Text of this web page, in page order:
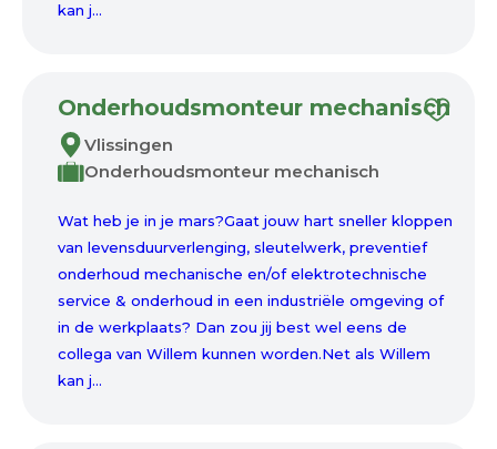
kan j...
Onderhoudsmonteur mechanisch
Vlissingen
Onderhoudsmonteur mechanisch
Wat heb je in je mars?Gaat jouw hart sneller kloppen
van levensduurverlenging, sleutelwerk, preventief
onderhoud mechanische en/of elektrotechnische
service & onderhoud in een industriële omgeving of
in de werkplaats? Dan zou jij best wel eens de
collega van Willem kunnen worden.Net als Willem
kan j...